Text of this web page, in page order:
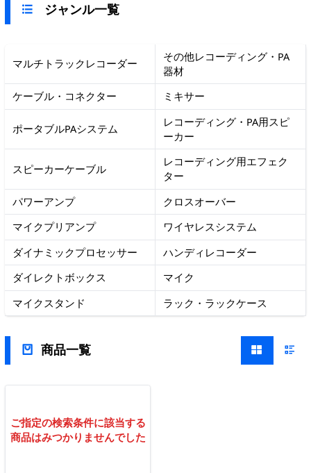
ジャンル一覧
マルチトラックレコーダー
その他レコーディング・PA
器材
ケーブル・コネクター
ミキサー
ポータブルPAシステム
レコーディング・PA用スピ
ーカー
スピーカーケーブル
レコーディング用エフェク
ター
パワーアンプ
クロスオーバー
マイクプリアンプ
ワイヤレスシステム
ダイナミックプロセッサー
ハンディレコーダー
ダイレクトボックス
マイク
マイクスタンド
ラック・ラックケース
商品一覧
ご指定の検索条件に該当する
商品はみつかりませんでした